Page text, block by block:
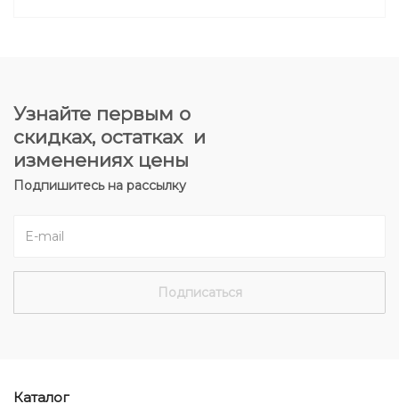
Узнайте первым о
скидках, остатках и
изменениях цены
Подпишитесь на рассылку
Каталог